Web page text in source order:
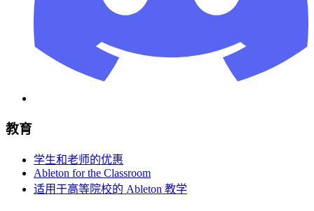
教育
学生和老师的优惠
Ableton for the Classroom
适用于高等院校的 Ableton 教学